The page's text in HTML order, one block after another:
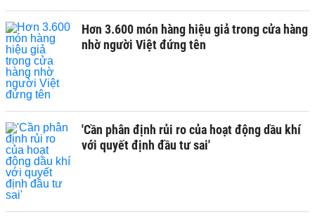
Hơn 3.600 món hàng hiệu giả trong cửa hàng
nhờ người Việt đứng tên
'Cần phân định rủi ro của hoạt động dầu khí
với quyết định đầu tư sai'